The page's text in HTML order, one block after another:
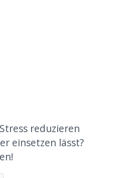
reduzieren
einsetzen lässt?